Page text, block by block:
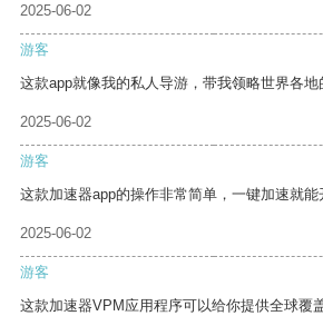
2025-06-02
游客
这款app就像我的私人导游，带我领略世界各地
2025-06-02
游客
这款加速器app的操作非常简单，一键加速就能
2025-06-02
游客
这款加速器VPM应用程序可以给你提供全球覆